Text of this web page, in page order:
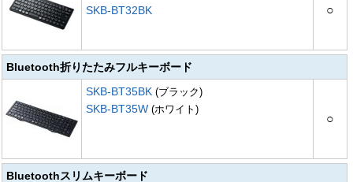
SKB-BT32BK ○
Bluetooth折りたたみフルキーボード
SKB-BT35BK (ブラック)
SKB-BT35W (ホワイト)
○
Bluetoothスリムキーボード